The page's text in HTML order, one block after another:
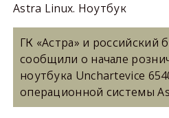
Astra Linux. Ноутбук
ГК «Астра» и российский
сообщили о начале
ноутбука Unchartevice
операционной системы